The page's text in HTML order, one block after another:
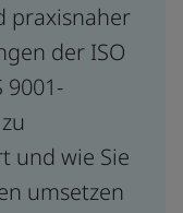
praxisnaher
der ISO
9001-
und wie Sie
umsetzen